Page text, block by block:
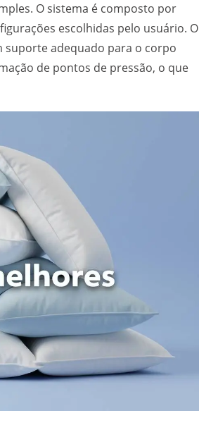
O sistema é composto por
escolhidas pelo usuário. O
adequado para o corpo
de pontos de pressão, o que